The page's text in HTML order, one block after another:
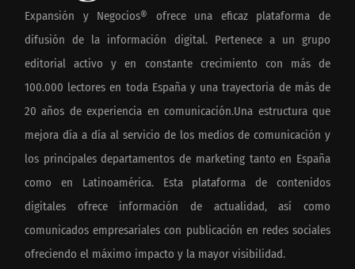
Expansión y Negocios® ofrece una eficaz plataforma de
difusión de la información digital. Pertenece a un grupo
editorial activo y en constante crecimiento con más de
100.000 lectores en toda España y una trayectoria de más de
20 años de experiencia en comunicación.Una estructura que
mejora día a día al servicio de los medios de comunicación y
los principales departamentos de marketing tanto en España
como en Latinoamérica. Esta plataforma de contenidos
digitales ofrece información de actualidad, así como
comunicados empresariales con publicación en redes sociales
ofreciendo el máximo impacto y la mayor visibilidad.